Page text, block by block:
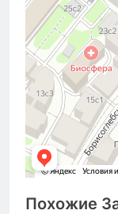
Похожие